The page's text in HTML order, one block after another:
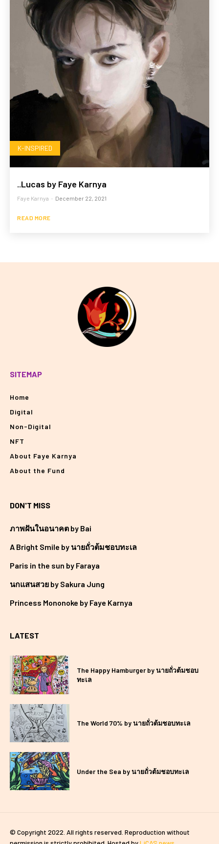
K-INSPIRED
..Lucas by Faye Karnya
Faye Karnya - December 22, 2021
READ MORE
SITEMAP
Home
Digital
Non-Digital
NFT
About Faye Karnya
About the Fund
DON'T MISS
ภาพฝันในอนาคต by Bai
A Bright Smile by นายถั่วต้มชอบทะเล
Paris in the sun by Faraya
นกแสนสวย by Sakura Jung
Princess Mononoke by Faye Karnya
LATEST
The Happy Hamburger by นายถั่วต้มชอบ
ทะเล
The World 70% by นายถั่วต้มชอบทะเล
Under the Sea by นายถั่วต้มชอบทะเล
© Copyright 2022. All rights reserved. Reproduction without